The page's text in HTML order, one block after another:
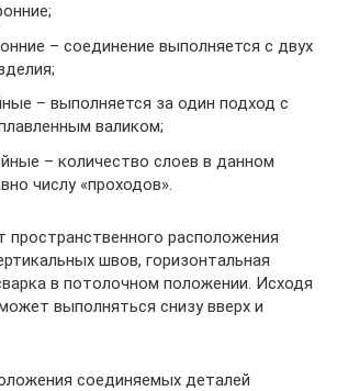
– соединение выполняется с двух
– выполняется за один подход с
валиком;
– количество слоев в данном
числу «проходов».
пространственного расположения
швов, горизонтальная
в потолочном положении. Исходя
выполняться снизу вверх и
соединяемых деталей